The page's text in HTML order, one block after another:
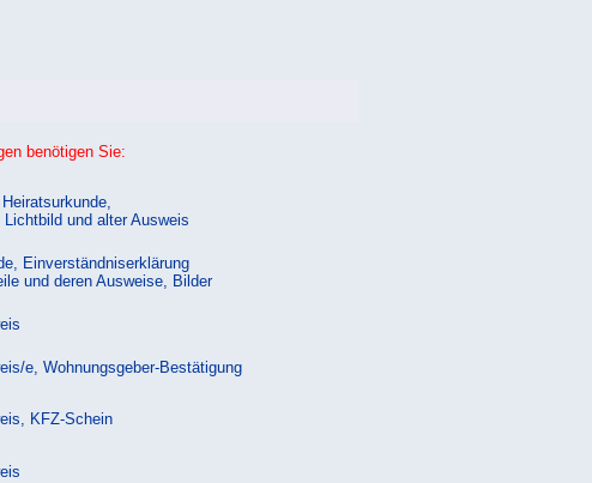
benötigen Sie:
und alter Ausweis
Einverständniserklärung
und deren Ausweise, Bilder
e, Wohnungsgeber-Bestätigung
KFZ-Schein